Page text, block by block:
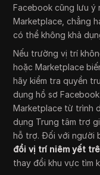
Facebook cũng lưu ý
Marketplace, chẳng
có thể không khả
Nếu trường vị trí
hoặc Marketplace
hãy kiểm tra quyền
dụng hồ sơ
Marketplace từ trình
dụng Trung tâm trợ
hỗ trợ. Đối với người
đổi vị trí niêm yết
thay đổi khu vực tìm